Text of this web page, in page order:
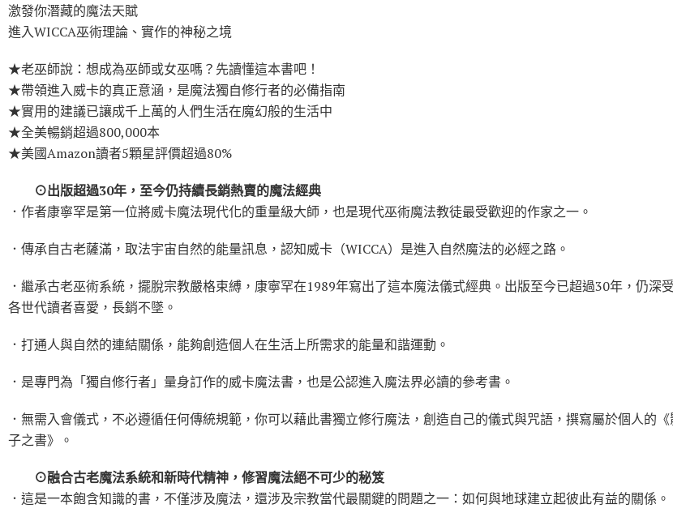
激發你潛藏的魔法天賦
進入WICCA巫術理論、實作的神秘之境
★老巫師說：想成為巫師或女巫嗎？先讀懂這本書吧！
★帶領進入威卡的真正意涵，是魔法獨自修行者的必備指南
★實用的建議已讓成千上萬的人們生活在魔幻般的生活中
★全美暢銷超過800,000本
★美國Amazon讀者5顆星評價超過80%
⊙出版超過30年，至今仍持續長銷熱賣的魔法經典
．作者康寧罕是第一位將威卡魔法現代化的重量級大師，也是現代巫術魔法教徒最受歡迎的作家之一。
．傳承自古老薩滿，取法宇宙自然的能量訊息，認知威卡（WICCA）是進入自然魔法的必經之路。
．繼承古老巫術系統，擺脫宗教嚴格束縛，康寧罕在1989年寫出了這本魔法儀式經典。出版至今已超過30年，仍深受
各世代讀者喜愛，長銷不墜。
．打通人與自然的連結關係，能夠創造個人在生活上所需求的能量和諧運動。
．是專門為「獨自修行者」量身訂作的威卡魔法書，也是公認進入魔法界必讀的參考書。
．無需入會儀式，不必遵循任何傳統規範，你可以藉此書獨立修行魔法，創造自己的儀式與咒語，撰寫屬於個人的《
子之書》。
⊙融合古老魔法系統和新時代精神，修習魔法絕不可少的秘笈
．這是一本飽含知識的書，不僅涉及魔法，還涉及宗教當代最關鍵的問題之一：如何與地球建立起彼此有益的關係。